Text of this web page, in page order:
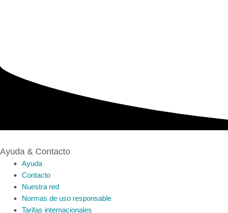
Ayuda & Contacto
Ayuda
Contacto
Nuestra red
Normas de uso responsable
Tarifas internacionales